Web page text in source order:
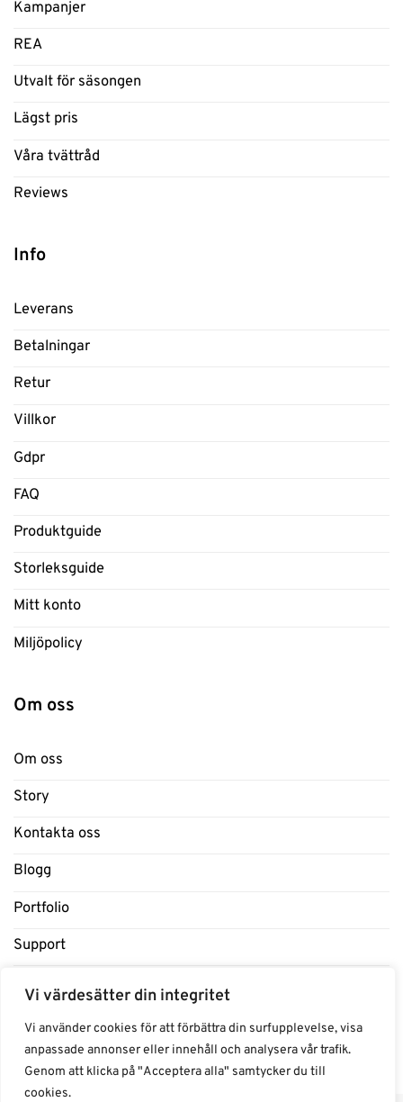
Vi värdesätter din integritet
Vi använder cookies för att förbättra din surfupplevelse, visa
anpassade annonser eller innehåll och analysera vår trafik.
Genom att klicka på "Acceptera alla" samtycker du till
cookies.
Kampanjer
REA
Utvalt för säsongen
Lägst pris
Våra tvättråd
Reviews
Info
Leverans
Betalningar
Retur
Villkor
Gdpr
FAQ
Produktguide
Storleksguide
Mitt konto
Miljöpolicy
Om oss
Om oss
Story
Kontakta oss
Blogg
Portfolio
Support
Samarbeten Influencers